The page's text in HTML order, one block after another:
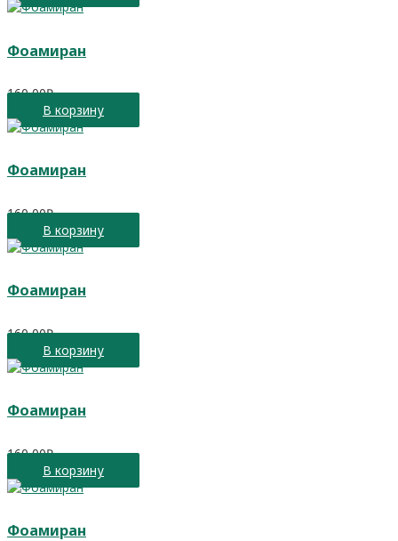
Фоамиран
160,00₽
В корзину
Фоамиран
160,00₽
В корзину
Фоамиран
160,00₽
В корзину
Фоамиран
160,00₽
В корзину
Фоамиран